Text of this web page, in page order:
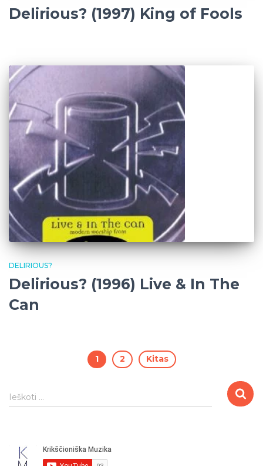
Delirious? (1997) King of Fools
DELIRIOUS?
Delirious? (1996) Live & In The
Can
puslapiavimas
1 2 Kitas
I
e
Ieškoti …